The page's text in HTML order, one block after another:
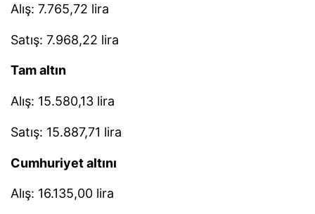
Alış: 7.765,72 lira
Satış: 7.968,22 lira
Tam altın
Alış: 15.580,13 lira
Satış: 15.887,71 lira
Cumhuriyet altını
Alış: 16.135,00 lira